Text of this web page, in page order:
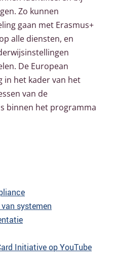
Zo kunnen
gaan met Erasmus+
alle diensten, en
De European
in het kader van het
van de
binnen het programma
systemen
Initiative op YouTube